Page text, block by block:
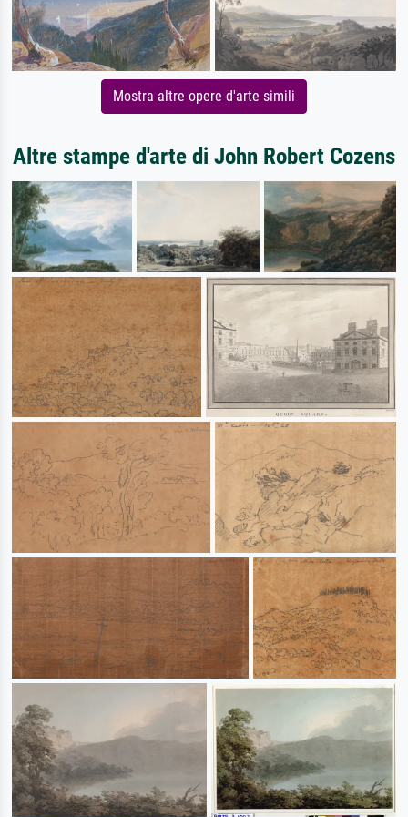
Mostra altre opere d'arte simili
Altre stampe d'arte di John Robert Cozens